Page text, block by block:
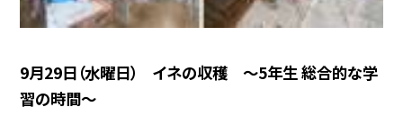
9月29日（水曜日） イネの収穫 〜5年生 総合的な学
習の時間〜